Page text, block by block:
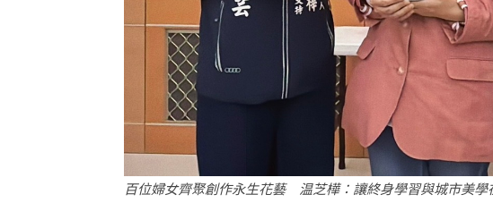
百位婦女齊聚創作永生花藝 温芝樺：讓終身學習與城市美學